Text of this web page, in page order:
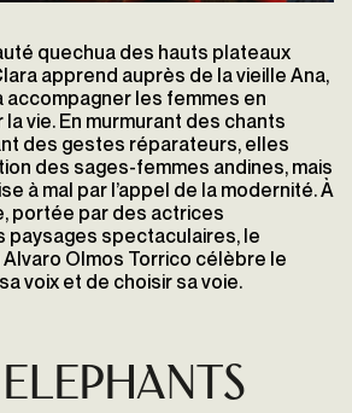
quechua des hauts plateaux
apprend auprès de la vieille Ana,
accompagner les femmes en
vie. En murmurant des chants
des gestes réparateurs, elles
des sages-femmes andines, mais
à mal par l’appel de la modernité. À
portée par des actrices
paysages spectaculaires, le
Olmos Torrico célèbre le
voix et de choisir sa voie.